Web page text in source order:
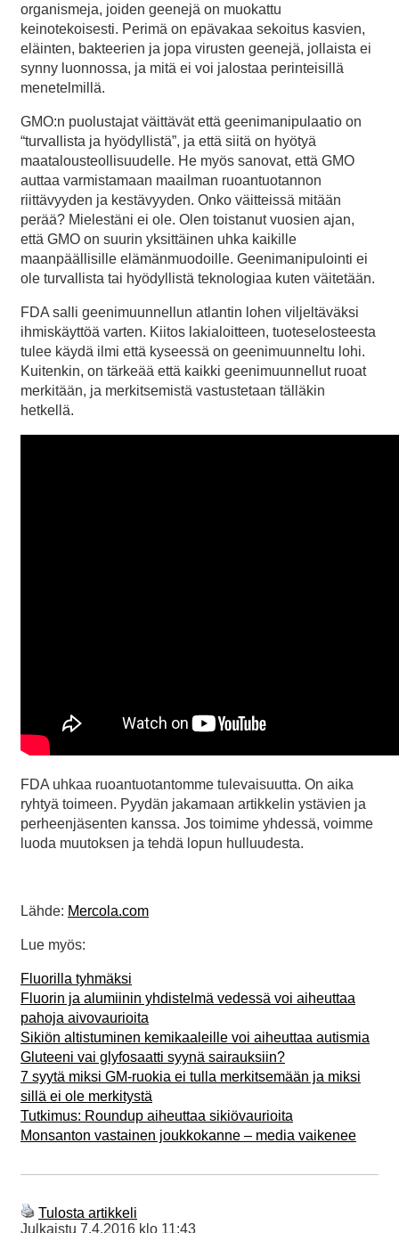
organismeja, joiden geenejä on muokattu
keinotekoisesti. Perimä on epävakaa sekoitus kasvien,
eläinten, bakteerien ja jopa virusten geenejä, jollaista ei
synny luonnossa, ja mitä ei voi jalostaa perinteisillä
menetelmillä.
GMO:n puolustajat väittävät että geenimanipulaatio on
“turvallista ja hyödyllistä”, ja että siitä on hyötyä
maatalousteollisuudelle. He myös sanovat, että GMO
auttaa varmistamaan maailman ruoantuotannon
riittävyyden ja kestävyyden. Onko väitteissä mitään
perää? Mielestäni ei ole. Olen toistanut vuosien ajan,
että GMO on suurin yksittäinen uhka kaikille
maanpäällisille elämänmuodoille. Geenimanipulointi ei
ole turvallista tai hyödyllistä teknologiaa kuten väitetään.
FDA salli geenimuunnellun atlantin lohen viljeltäväksi
ihmiskäyttöä varten. Kiitos lakialoitteen, tuoteselosteesta
tulee käydä ilmi että kyseessä on geenimuunneltu lohi.
Kuitenkin, on tärkeää että kaikki geenimuunnellut ruoat
merkitään, ja merkitsemistä vastustetaan tälläkin
hetkellä.
FDA uhkaa ruoantuotantomme tulevaisuutta. On aika
ryhtyä toimeen. Pyydän jakamaan artikkelin ystävien ja
perheenjäsenten kanssa. Jos toimime yhdessä, voimme
luoda muutoksen ja tehdä lopun hulluudesta.
Lähde: Mercola.com
Lue myös:
Fluorilla tyhmäksi
Fluorin ja alumiinin yhdistelmä vedessä voi aiheuttaa
pahoja aivovaurioita
Sikiön altistuminen kemikaaleille voi aiheuttaa autismia
Gluteeni vai glyfosaatti syynä sairauksiin?
7 syytä miksi GM-ruokia ei tulla merkitsemään ja miksi
sillä ei ole merkitystä
Tutkimus: Roundup aiheuttaa sikiövaurioita
Monsanton vastainen joukkokanne – media vaikenee
Tulosta artikkeli
Julkaistu 7.4.2016 klo 11:43